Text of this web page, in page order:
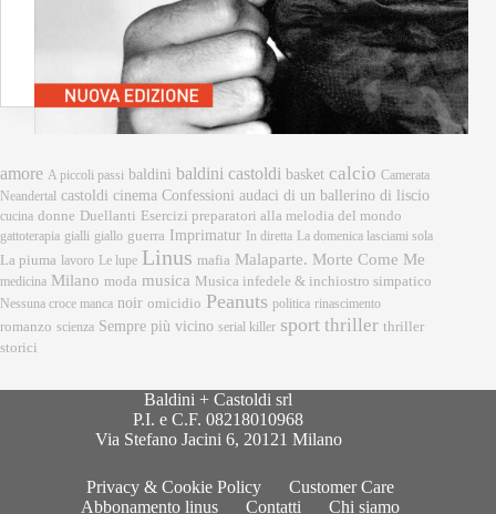
amore A piccoli passi baldini baldini castoldi basket calcio Camerata
Neandertal castoldi cinema Confessioni audaci di un ballerino di liscio
cucina donne Duellanti Esercizi preparatori alla melodia del mondo
gattoterapia gialli giallo guerra Imprimatur In diretta La domenica lasciami sola
La piuma lavoro Le lupe Linus mafia Malaparte. Morte Come Me
medicina Milano moda musica Musica infedele & inchiostro simpatico
Nessuna croce manca noir omicidio Peanuts politica rinascimento
romanzo scienza Sempre più vicino serial killer sport thriller thriller
storici
Baldini + Castoldi srl
P.I. e C.F. 08218010968
Via Stefano Jacini 6, 20121 Milano
Privacy & Cookie Policy
Customer Care
Abbonamento linus
Contatti Chi siamo